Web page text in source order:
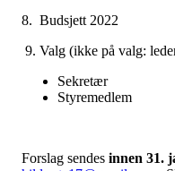
8. Budsjett 2022
9. Valg (ikke på valg:
Sekretær
Styremedlem
Forslag sendes innen 31.